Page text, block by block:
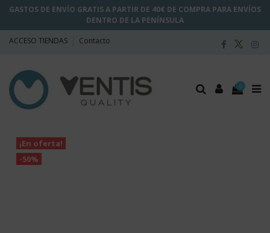
GASTOS DE ENVÍO GRATIS A PARTIR DE 40€ DE COMPRA PARA ENVÍOS
DENTRO DE LA PENÍNSULA
ACCESO TIENDAS Contacto
0
¡En oferta!
-50%